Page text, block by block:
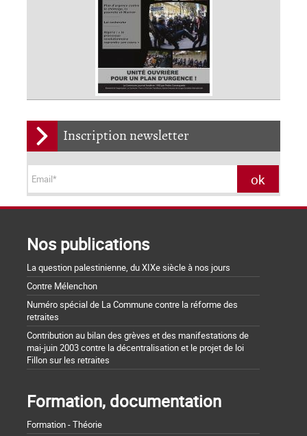
Inscription newsletter
Nos publications
La question palestinienne, du XIXe siècle à nos jours
Contre Mélenchon
Numéro spécial de La Commune contre la réforme des
retraites
Contribution au bilan des grèves et des manifestations de
mai-juin 2003 contre la décentralisation et le projet de loi
Fillon sur les retraites
Formation, documentation
Formation - Théorie